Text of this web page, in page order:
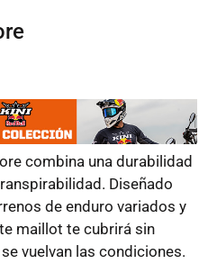
combina una durabilidad
Diseñado
de enduro variados y
maillot te cubrirá sin
vuelvan las condiciones.